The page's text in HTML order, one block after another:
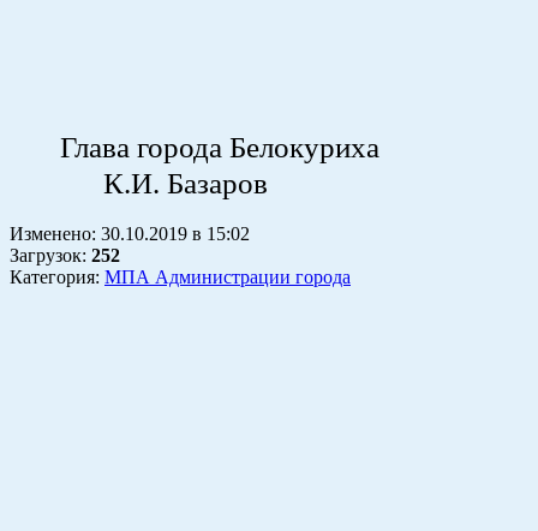
Глава города
К.И. Базаров
Изменено: 30.10.2019 в 15:02
Загрузок: 252
Категория: МПА Администрации города